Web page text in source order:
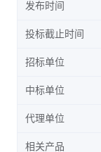
发布时间
投标截止时间
招标单位
中标单位
代理单位
相关产品